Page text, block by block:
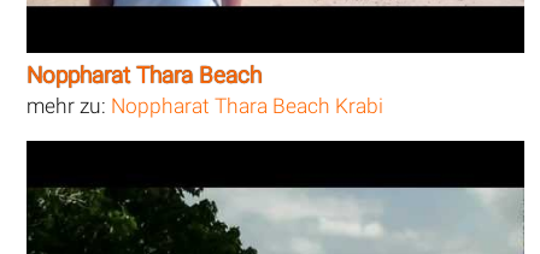
Noppharat Thara Beach
mehr zu: Noppharat Thara Beach Krabi